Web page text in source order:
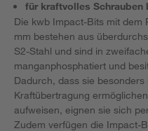
für kraftvolles
Die kwb Impact-Bits mit dem
mm bestehen aus
S2-Stahl und sind in
manganphosphatiert und
Dadurch, dass sie
Kraftübertragung
aufweisen, eignen sie sich
Zudem verfügen die Impact-